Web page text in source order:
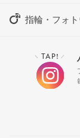
指輪・フォ
＼ TAP! ／